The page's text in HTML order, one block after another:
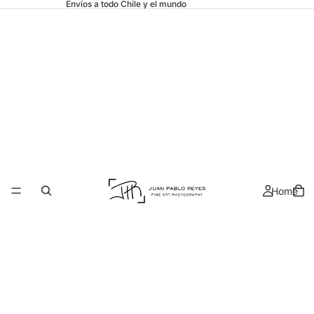
Envíos a todo Chile y el mundo
Home